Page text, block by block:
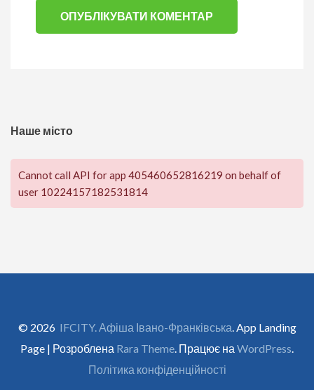
Наше місто
Cannot call API for app 405460652816219 on behalf of
user 10224157182531814
© 2026 IFCITY. Афіша Івано-Франківська . App Landing
Page | Розроблена Rara Theme . Працює на WordPress
Політика конфіденційності